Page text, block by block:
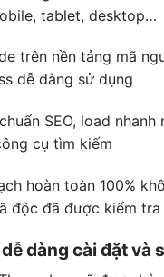
tablet, desktop…
trên nền tảng mã
dễ dàng sử dụng
SEO, load nhanh
cụ tìm kiếm
hoàn toàn 100%
độc đã được kiểm
dàng cài đặt và